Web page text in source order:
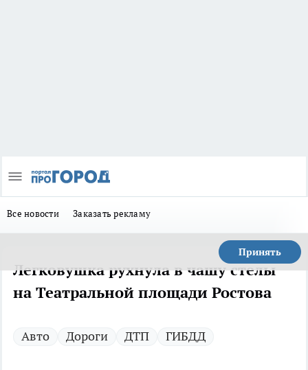
Все новости Заказать рекламу
Принять
Легковушка рухнула в чашу стелы
на Театральной площади Ростова
Авто Дороги ДТП ГИБДД